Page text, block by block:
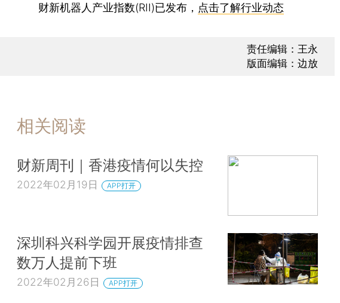
财新机器人产业指数(RII)已发布， 点击了解行业动态
责任编辑：王永
版面编辑：边放
相关阅读
财新周刊｜香港疫情何以失控
2022年02月19日 APP打开
深圳科兴科学园开展疫情排查
数万人提前下班
2022年02月26日 APP打开